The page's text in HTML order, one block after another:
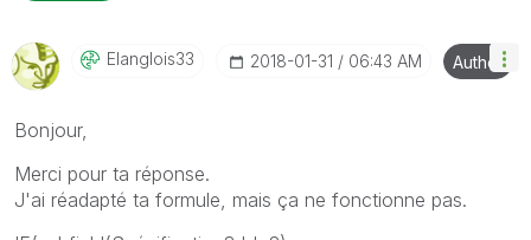
Elanglois33 ‎2018-01-31 06:43 AM Author
Bonjour,
Merci pour ta réponse.
J'ai réadapté ta formule, mais ça ne fonctionne pas.